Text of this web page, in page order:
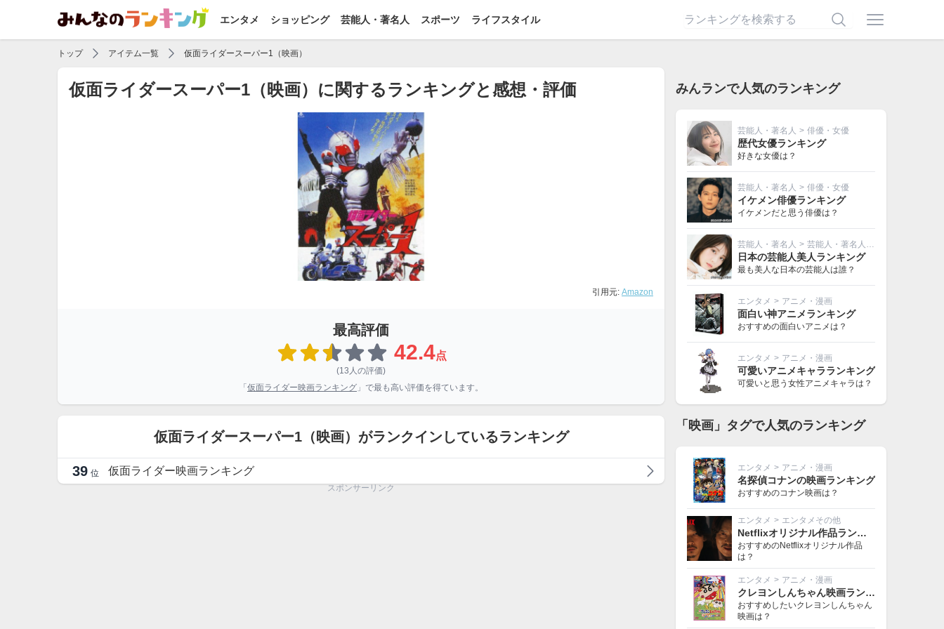
エンタメ ショッピング 芸能人・著名人 スポーツ ライフスタイル
トップ アイテム一覧 仮面ライダースーパー1（映画）
仮面ライダースーパー1（映画）に関するランキングと感想・評価
引用元: Amazon
最高評価
42.4点
(13人の評価)
「 仮面ライダー映画ランキング 」で最も高い評価を得ています。
仮面ライダースーパー1（映画）がランクインしているランキング
39 位 仮面ライダー映画ランキング
スポンサーリンク
みんランで人気のランキング
芸能人・著名人 > 俳優・女優
歴代女優ランキング
好きな女優は？
芸能人・著名人 > 俳優・女優
イケメン俳優ランキング
イケメンだと思う俳優は？
芸能人・著名人 > 芸能人・著名人その他
日本の芸能人美人ランキング
最も美人な日本の芸能人は誰？
エンタメ > アニメ・漫画
面白い神アニメランキング
おすすめの面白いアニメは？
エンタメ > アニメ・漫画
可愛いアニメキャラランキング
可愛いと思う女性アニメキャラは？
「映画」タグで人気のランキング
エンタメ > アニメ・漫画
名探偵コナンの映画ランキング
おすすめのコナン映画は？
エンタメ > エンタメその他
Netflixオリジナル作品ランキング
おすすめのNetflixオリジナル作品
は？
エンタメ > アニメ・漫画
クレヨンしんちゃん映画ランキング
おすすめしたいクレヨンしんちゃん
映画は？